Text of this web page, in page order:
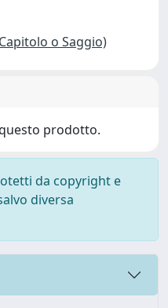
o Saggio)
prodotto.
da copyright e
diversa